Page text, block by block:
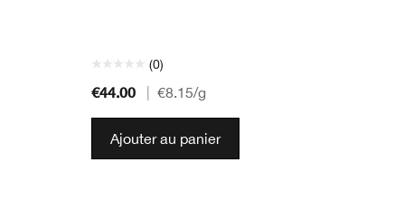
(0)
€44.00 €8.15/g
Ajouter au panier